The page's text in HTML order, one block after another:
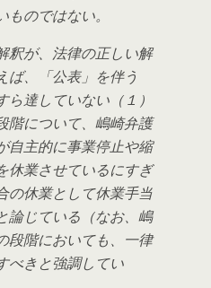
のではない。
釈が、法律の正しい解
ば、「公表」を伴う
ら達していない（１）
階について、嶋崎弁護
自主的に事業停止や縮
休業させているにすぎ
の休業として休業手当
論じている（なお、嶋
段階においても、一律
べきと強調してい